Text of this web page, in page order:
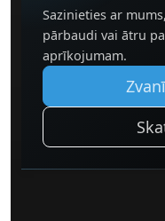
Sazinieties ar
pārbaudi vai ātru
aprīkojumam.